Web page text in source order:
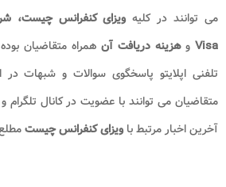
می توانند در کلیه
Visaوهزینه دریافت آن همراه متقاضیان
تلفنی اپلایتو پاسخگوی سوالات و شبهات
متقاضیان می توانند با عضویت در کانال تلگرام
آخرین اخبار مرتبط با ویزای کنفرانس چیست